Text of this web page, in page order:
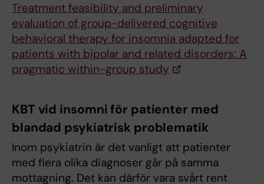
Treatment feasibility and preliminary
evaluation of group-delivered cognitive
behavioral therapy for insomnia adapted for
patients with bipolar and related disorders: A
pragmatic within-group study
KBT vid insomni för patienter med
blandad psykiatrisk problematik
Inom psykiatrin är det vanligt att patienter
med flera olika diagnoser går på samma
mottagning. Det kan därför vara svårt rent